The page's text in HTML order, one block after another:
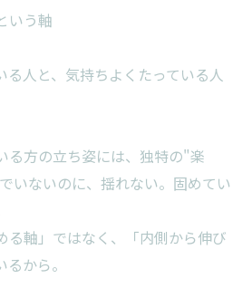
いう軸
る人と、気持ちよくたっている人
る方の立ち姿には、独特の"楽
いないのに、揺れない。固めてい
る軸」ではなく、「内側から伸び
から。